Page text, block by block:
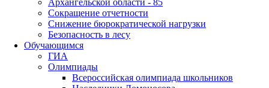
Сокращение отчетности
Снижение бюрократической нагрузки
Безопасность в лесу
Обучающимся
ГИА
Олимпиады
Всероссийская олимпиада школьников